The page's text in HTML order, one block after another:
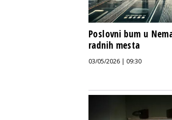
Poslovni bum u
radnih mesta
03/05/2026 | 09:30